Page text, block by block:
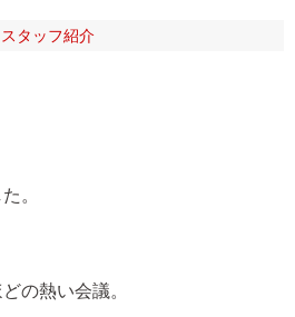
タッフ紹介
。
の熱い会議。